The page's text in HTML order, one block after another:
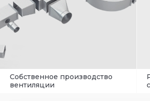
Собственное производство
вентиляции